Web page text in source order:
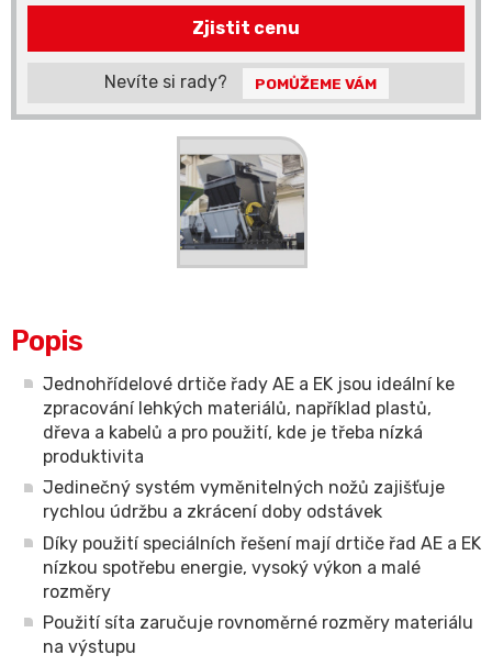
Zjistit cenu
Nevíte si rady? POMŮŽEME VÁM
Popis
Jednohřídelové drtiče řady AE a EK jsou ideální ke
zpracování lehkých materiálů, například plastů,
dřeva a kabelů a pro použití, kde je třeba nízká
produktivita
Jedinečný systém vyměnitelných nožů zajišťuje
rychlou údržbu a zkrácení doby odstávek
Díky použití speciálních řešení mají drtiče řad AE a EK
nízkou spotřebu energie, vysoký výkon a malé
rozměry
Použití síta zaručuje rovnoměrné rozměry materiálu
na výstupu